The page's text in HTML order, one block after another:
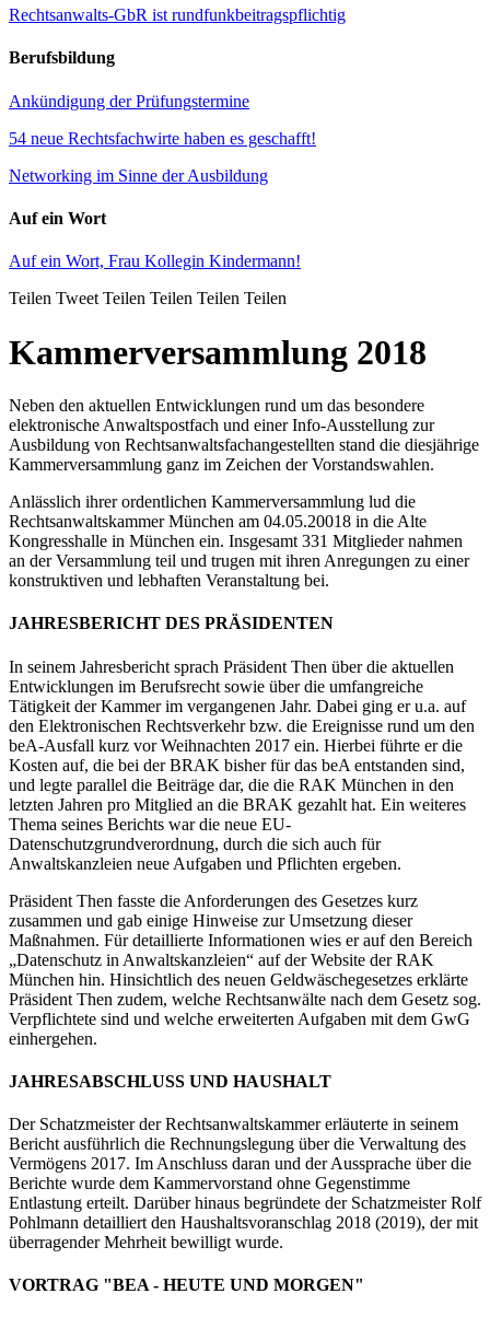
Rechtsanwalts-GbR ist rundfunkbeitragspflichtig
Berufsbildung
Ankündigung der Prüfungstermine
54 neue Rechtsfachwirte haben es geschafft!
Networking im Sinne der Ausbildung
Auf ein Wort
Auf ein Wort, Frau Kollegin Kindermann!
Teilen Tweet Teilen Teilen Teilen Teilen
Kammerversammlung 2018
Neben den aktuellen Entwicklungen rund um das besondere
elektronische Anwaltspostfach und einer Info-Ausstellung zur
Ausbildung von Rechtsanwaltsfachangestellten stand die diesjährige
Kammerversammlung ganz im Zeichen der Vorstandswahlen.
Anlässlich ihrer ordentlichen Kammerversammlung lud die
Rechtsanwaltskammer München am 04.05.20018 in die Alte
Kongresshalle in München ein. Insgesamt 331 Mitglieder nahmen
an der Versammlung teil und trugen mit ihren Anregungen zu einer
konstruktiven und lebhaften Veranstaltung bei.
JAHRESBERICHT DES PRÄSIDENTEN
In seinem Jahresbericht sprach Präsident Then über die aktuellen
Entwicklungen im Berufsrecht sowie über die umfangreiche
Tätigkeit der Kammer im vergangenen Jahr. Dabei ging er u.a. auf
den Elektronischen Rechtsverkehr bzw. die Ereignisse rund um den
beA-Ausfall kurz vor Weihnachten 2017 ein. Hierbei führte er die
Kosten auf, die bei der BRAK bisher für das beA entstanden sind,
und legte parallel die Beiträge dar, die die RAK München in den
letzten Jahren pro Mitglied an die BRAK gezahlt hat. Ein weiteres
Thema seines Berichts war die neue EU-
Datenschutzgrundverordnung, durch die sich auch für
Anwaltskanzleien neue Aufgaben und Pflichten ergeben.
Präsident Then fasste die Anforderungen des Gesetzes kurz
zusammen und gab einige Hinweise zur Umsetzung dieser
Maßnahmen. Für detaillierte Informationen wies er auf den Bereich
„Datenschutz in Anwaltskanzleien“ auf der Website der RAK
München hin. Hinsichtlich des neuen Geldwäschegesetzes erklärte
Präsident Then zudem, welche Rechtsanwälte nach dem Gesetz sog.
Verpflichtete sind und welche erweiterten Aufgaben mit dem GwG
einhergehen.
JAHRESABSCHLUSS UND HAUSHALT
Der Schatzmeister der Rechtsanwaltskammer erläuterte in seinem
Bericht ausführlich die Rechnungslegung über die Verwaltung des
Vermögens 2017. Im Anschluss daran und der Aussprache über die
Berichte wurde dem Kammervorstand ohne Gegenstimme
Entlastung erteilt. Darüber hinaus begründete der Schatzmeister Rolf
Pohlmann detailliert den Haushaltsvoranschlag 2018 (2019), der mit
überragender Mehrheit bewilligt wurde.
VORTRAG "BEA - HEUTE UND MORGEN"